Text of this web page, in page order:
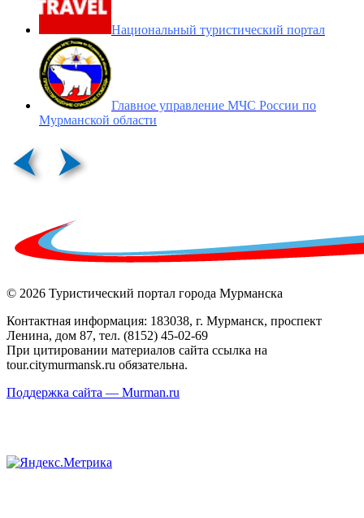
Национальный туристический портал
Главное управление МЧС России по
Мурманской области
© 2026 Туристический портал города Мурманска
Контактная информация: 183038, г. Мурманск, проспект
Ленина, дом 87, тел. (8152) 45-02-69
При цитировании материалов сайта ссылка на
tour.citymurmansk.ru обязательна.
Поддержка сайта — Murman.ru